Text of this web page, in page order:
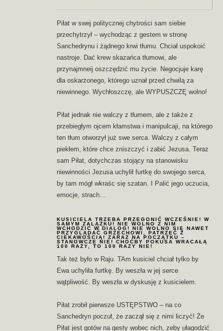
Piłat w swej politycznej chytrości sam siebie
przechytrzył – wychodząc z gestem w stronę
Sanchedrynu i żądnego krwi tłumu. Chciał uspokoić
nastroje. Dać krew skazańca tłumowi, ale
przynajmneij oszczędzić mu życie. Negocjuje karę
dla oskarżonego, którego uznał przed chwilą za
niewinnego. Wychłoszczę, ale WYPUSZCZĘ wolno!
Piłat jednak nie walczy z tłumem, ale z także z
przebiegłym ojcem kłamstwa i manipulcaji, na którego
ten tłum otworzył już swe serca. Walczy z całym
piekłem, które chce zniszczyć i zabić Jezusa. Teraz
sam Piłat, dotychczas stojący na stanowisku
niewinności Jezusa uchylił furtkę do swojego serca,
by tam mógł wkraśc się szatan. I Palić jego uczucia,
emocje, strach…
KUSICIELA TRZEBA PRZEGONIĆ WCZEŚNIE! W
SAMYM ZALĄŻKU! NIE WOLNO Z NIM
WCHODZIĆ W DIALOG! NIE WOLNO SIĘ NAWET
PRZYGLĄDAĆ GRZECHOWI, PATRZEĆ Z
CIEKAWOŚCIĄ! ZARAZ NA POCZĄTKU –
STANOWCZE NIE! CHOĆBY POKUSA WRACAŁĄ
100 RAZY, TO 100 RAZY NIE!
Tak też było w Raju. TAm kusiciel chciał tylko by
Ewa uchyliła furtkę. By weszła w jej serce
wątpliwość. By weszła w dyskusję z kusicielem.
Piłat zrobił pierwsze USTĘPSTWO – na co
Sanchedryn poczuł, że zaczął się z nimi liczyć! Że
Piłat jest gotów na gesty wobec nich, zeby ułagodzić